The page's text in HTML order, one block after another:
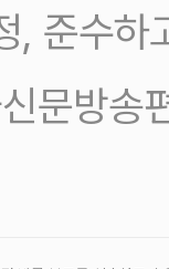
, 준수하
문방송